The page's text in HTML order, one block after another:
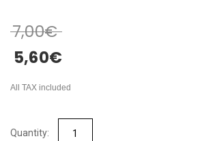
7,00€
5,60€
All TAX included